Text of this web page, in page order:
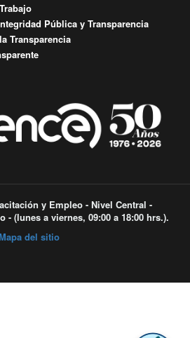
Pública y Transparencia
Transparencia
y Empleo - Nivel Central -
- (lunes a viernes, 09:00 a 18:00 hrs.).
del sitio